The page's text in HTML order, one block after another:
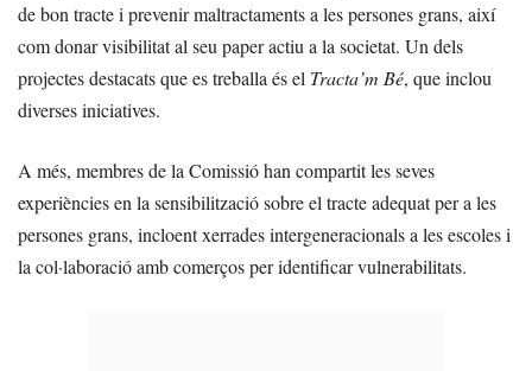
de bon tracte i prevenir maltractaments a les persones grans, així
com donar visibilitat al seu paper actiu a la societat. Un dels
projectes destacats que es treballa és el Tracta’m Bé, que inclou
diverses iniciatives.
A més, membres de la Comissió han compartit les seves
experiències en la sensibilització sobre el tracte adequat per a les
persones grans, incloent xerrades intergeneracionals a les escoles i
la col·laboració amb comerços per identificar vulnerabilitats.